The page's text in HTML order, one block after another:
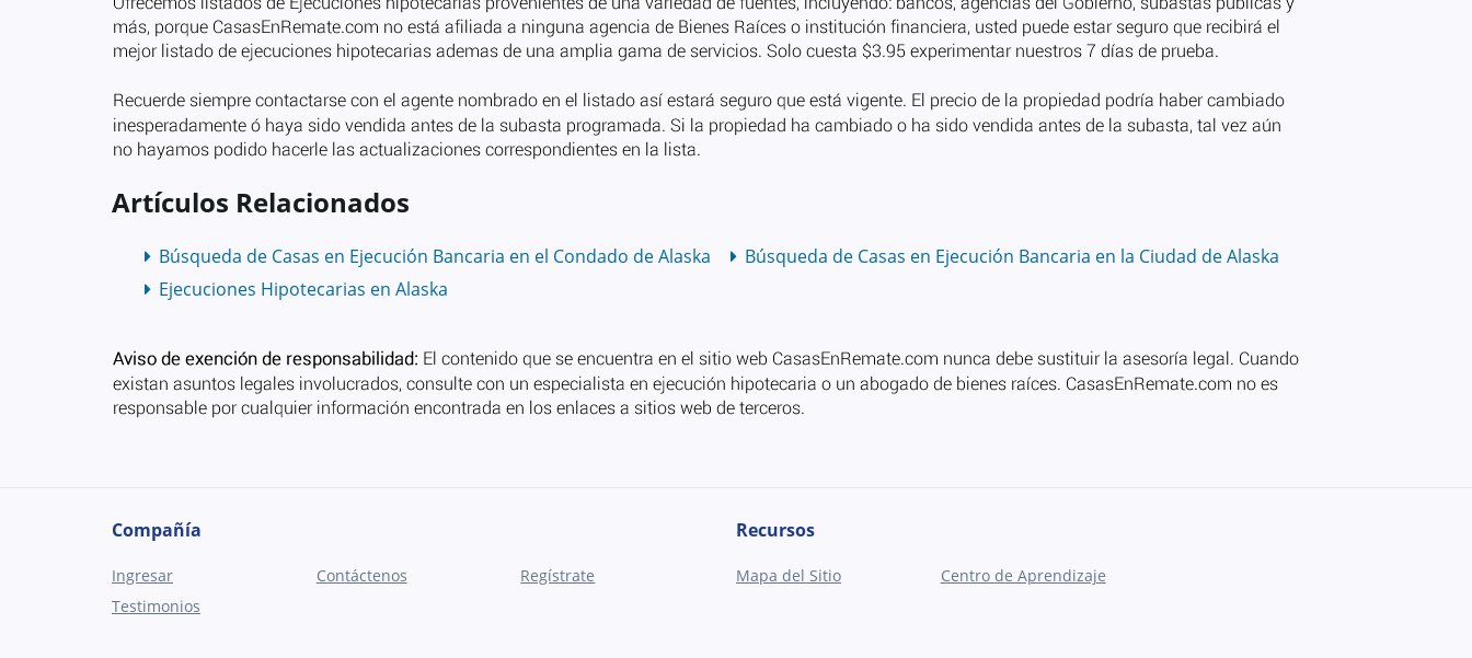
Artículos Relacionados
Búsqueda de Casas en Ejecución Bancaria en el Condado de Alaska
Búsqueda de Casas en Ejecución Bancaria en la Ciudad de Alaska
Ejecuciones Hipotecarias en Alaska
Compañía
Ingresar Contáctenos
Regístrate
Testimonios
Recursos
Mapa del Sitio Centro de Aprendizaje